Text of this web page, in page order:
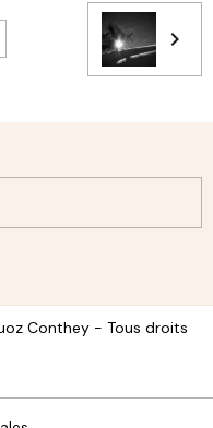
Conthey - Tous droits